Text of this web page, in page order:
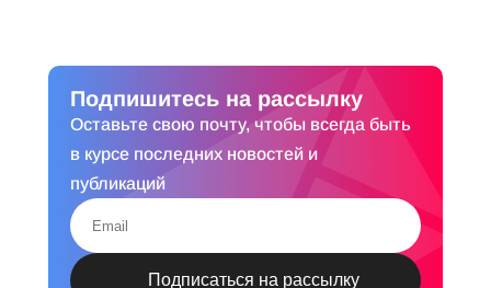
Подпишитесь на рассылку
Оставьте свою почту, чтобы всегда быть
в курсе последних новостей и
публикаций